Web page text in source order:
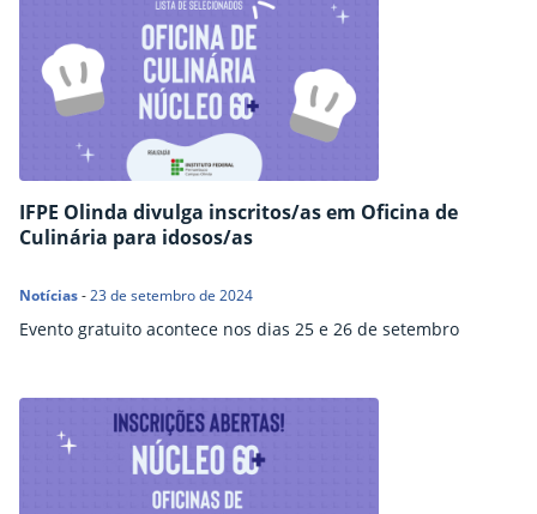
IFPE Olinda divulga inscritos/as em Oficina de
Culinária para idosos/as
Notícias-23 de setembro de 2024
Evento gratuito acontece nos dias 25 e 26 de setembro